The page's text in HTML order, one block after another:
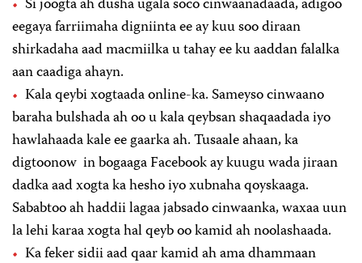
Si joogta ah dusha ugala soco cinwaanadaada, adigoo
eegaya farriimaha digniinta ee ay kuu soo diraan
shirkadaha aad macmiilka u tahay ee ku aaddan falalka
aan caadiga ahayn.
Kala qeybi xogtaada online-ka. Sameyso cinwaano
baraha bulshada ah oo u kala qeybsan shaqaadada iyo
hawlahaada kale ee gaarka ah. Tusaale ahaan, ka
digtoonow in bogaaga Facebook ay kuugu wada jiraan
dadka aad xogta ka hesho iyo xubnaha qoyskaaga.
Sababtoo ah haddii lagaa jabsado cinwaanka, waxaa uun
la lehi karaa xogta hal qeyb oo kamid ah noolashaada.
Ka feker sidii aad qaar kamid ah ama dhammaan